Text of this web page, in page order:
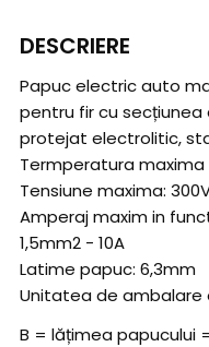
DESCRIERE
Papuc electric auto
pentru fir cu secțiunea
protejat electrolitic,
Termperatura maxima
Tensiune maxima:
Amperaj maxim in
1,5mm2 - 10A
Latime papuc: 6,3mm
Unitatea de ambalare
B = lățimea papucului